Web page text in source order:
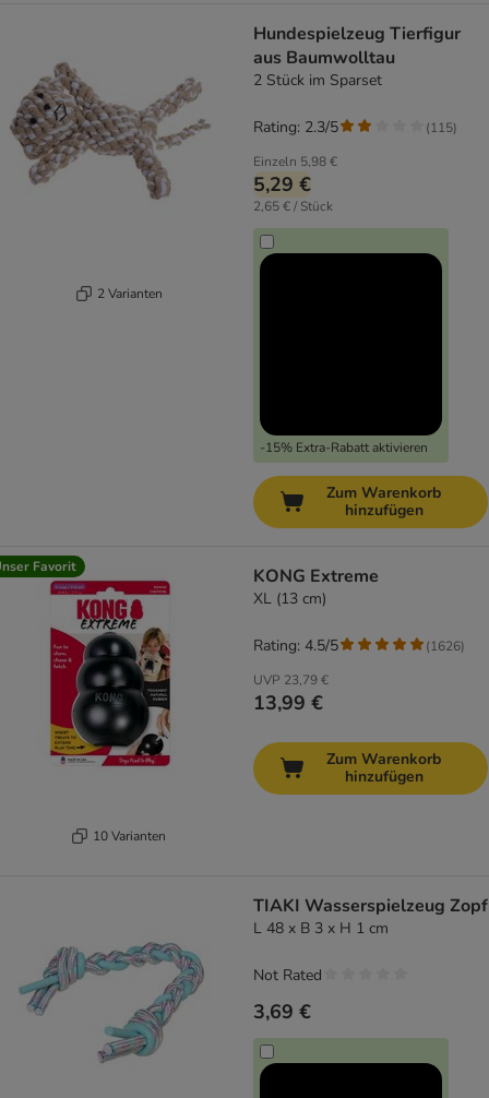
2 Varianten
Hundespielzeug Tierfigur
aus Baumwolltau
2 Stück im Sparset
Einzeln 5,98 €
5,29 €
2,65 € / Stück
-15% Extra-Rabatt aktivieren
Rating: 2.3/5 (115)
Zum Warenkorb
hinzufügen
Favorit
10 Varianten
KONG Extreme
XL (13 cm)
UVP 23,79 €
13,99 €
Rating: 4.5/5 (1626)
Zum Warenkorb
hinzufügen
TIAKI Wasserspielzeug Zopf
L 48 x B 3 x H 1 cm
3,69 €
Not Rated